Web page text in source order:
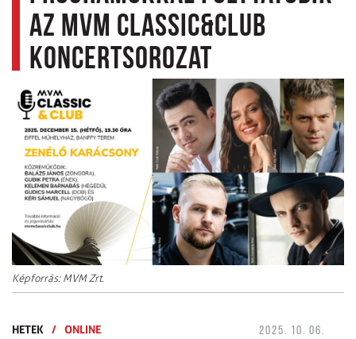
az MVM Classic&Club
koncertsorozat
Képforrás: MVM Zrt.
HETEK / ONLINE 2025. 10. 06.